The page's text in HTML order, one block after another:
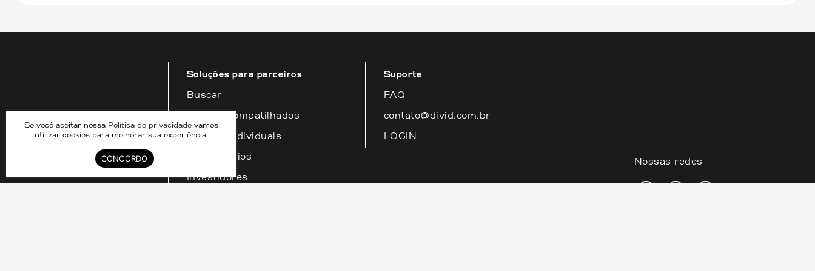
Soluções para parceiros
Buscar
Imóveis compatilhados
Imóveis individuais
Proprietários
Investidores
Suporte
FAQ
contato@divid.com.br
LOGIN
Nossas redes
Se você aceitar nossa Política de privacidade vamos
utilizar cookies para melhorar sua experiência.
CONCORDO